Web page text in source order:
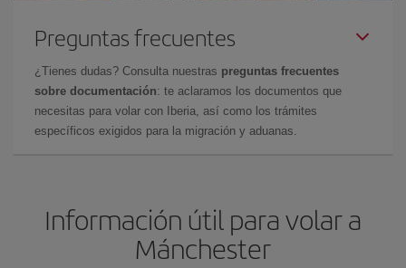
Preguntas frecuentes
¿Tienes dudas? Consulta nuestras preguntas frecuentes
sobre documentación: te aclaramos los documentos que
necesitas para volar con Iberia, así como los trámites
específicos exigidos para la migración y aduanas.
Información útil para volar a
Mánchester